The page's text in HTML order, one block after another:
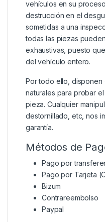
vehículos en su
destrucción en el
sometidas a una
todas las piezas
exhaustivas, puesto
del vehículo entero.
Por todo ello, disponen
naturales para probar
pieza. Cualquier
destornillado, etc, nos
garantía.
Métodos de
Pago por
Pago por Tarjeta
Bizum
Contrareembolso
Paypal